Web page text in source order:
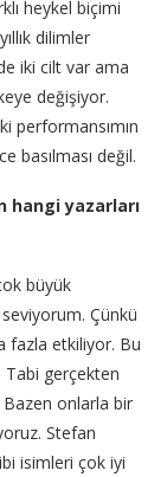
heykel biçimi
dilimler
iki cilt var ama
değişiyor.
performansımın
basılması değil.
hangi yazarları
büyük
seviyorum. Çünkü
fazla etkiliyor. Bu
gerçekten
onlarla bir
Stefan
isimleri çok iyi